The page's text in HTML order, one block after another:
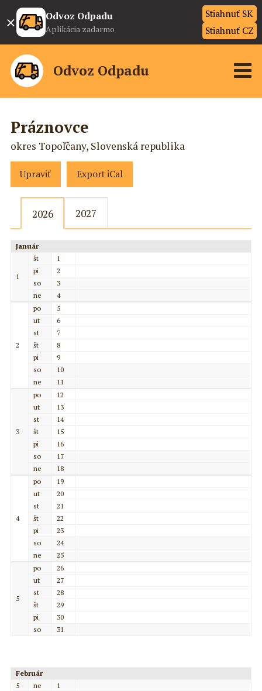
× Odvoz Odpadu
Aplikácia zadarmo
Stiahnuť SK
Stiahnuť CZ
Odvoz Odpadu
Práznovce
okres Topoľčany, Slovenská republika
Upraviť Export iCal
2026 2027
Január
1
št
1
pi
2
so
3
ne
4
2
po
5
ut
6
st
7
št
8
pi
9
so
10
ne
11
3
po
12
ut
13
st
14
št
15
pi
16
so
17
ne
18
4
po
19
ut
20
st
21
št
22
pi
23
so
24
ne
25
5
po
26
ut
27
st
28
št
29
pi
30
so
31
Február
5
ne 1